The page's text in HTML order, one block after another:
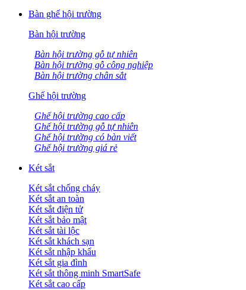
Bàn ghế hội trường
Bàn hội trường
Bàn hội trường gỗ tự nhiên
Bàn hội trường gỗ công nghiệp
Bàn hội trường chân sắt
Ghế hội trường
Ghế hội trường cao cấp
Ghế hội trường gỗ tự nhiên
Ghế hội trường có bàn viết
Ghế hội trường giá rẻ
Két sắt
Két sắt chống cháy
Két sắt an toàn
Két sắt điện tử
Két sắt bảo mật
Két sắt tài lộc
Két sắt khách sạn
Két sắt nhập khẩu
Két sắt gia đình
Két sắt thông minh SmartSafe
Két sắt cao cấp